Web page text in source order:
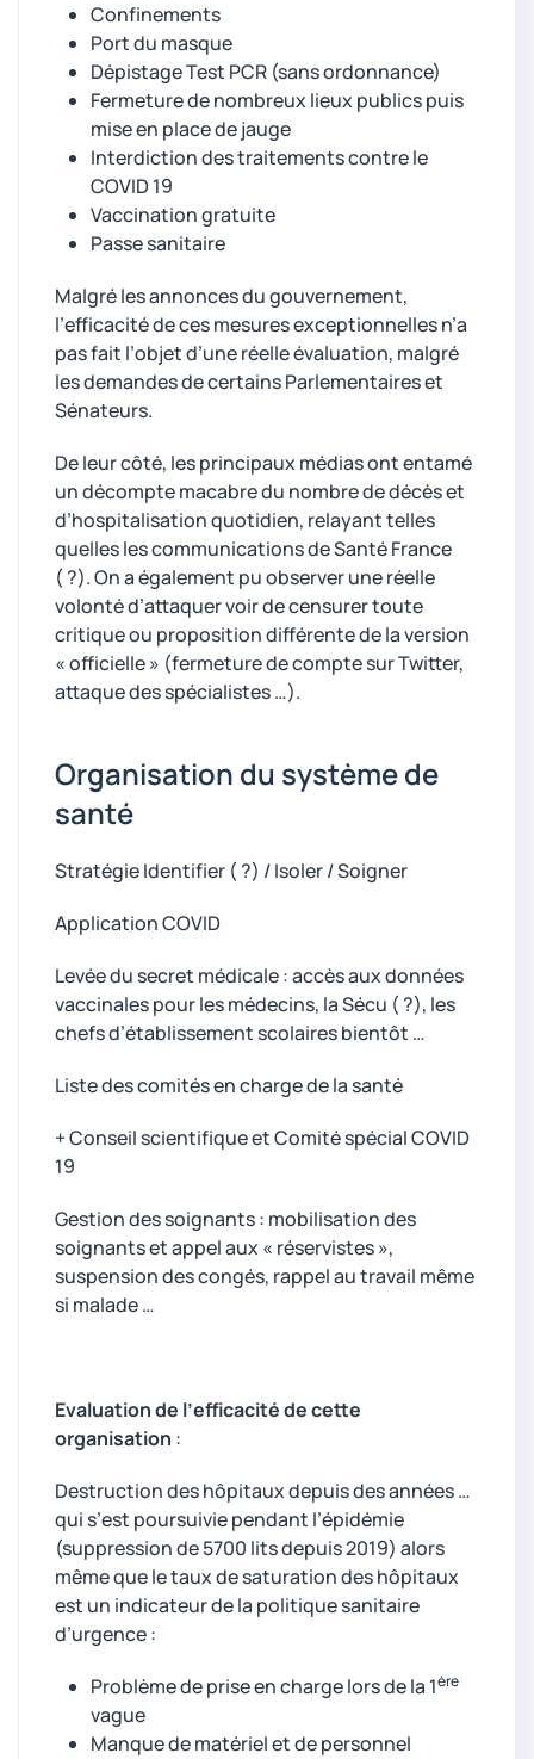
Confinements
Port du masque
Dépistage Test PCR (sans ordonnance)
Fermeture de nombreux lieux publics puis
mise en place de jauge
Interdiction des traitements contre le
COVID 19
Vaccination gratuite
Passe sanitaire
Malgré les annonces du gouvernement,
l’efficacité de ces mesures exceptionnelles n’a
pas fait l’objet d’une réelle évaluation, malgré
les demandes de certains Parlementaires et
Sénateurs.
De leur côté, les principaux médias ont entamé
un décompte macabre du nombre de décès et
d’hospitalisation quotidien, relayant telles
quelles les communications de Santé France
( ?). On a également pu observer une réelle
volonté d’attaquer voir de censurer toute
critique ou proposition différente de la version
« officielle » (fermeture de compte sur Twitter,
attaque des spécialistes …).
Organisation du système de
santé
Stratégie Identifier ( ?) / Isoler / Soigner
Application COVID
Levée du secret médicale : accès aux données
vaccinales pour les médecins, la Sécu ( ?), les
chefs d’établissement scolaires bientôt …
Liste des comités en charge de la santé
+ Conseil scientifique et Comité spécial COVID
19
Gestion des soignants : mobilisation des
soignants et appel aux « réservistes »,
suspension des congés, rappel au travail même
si malade …
Evaluation de l’efficacité de cette
organisation :
Destruction des hôpitaux depuis des années …
qui s’est poursuivie pendant l’épidémie
(suppression de 5700 lits depuis 2019) alors
même que le taux de saturation des hôpitaux
est un indicateur de la politique sanitaire
d’urgence :
Problème de prise en charge lors de la 1ère
vague
Manque de matériel et de personnel